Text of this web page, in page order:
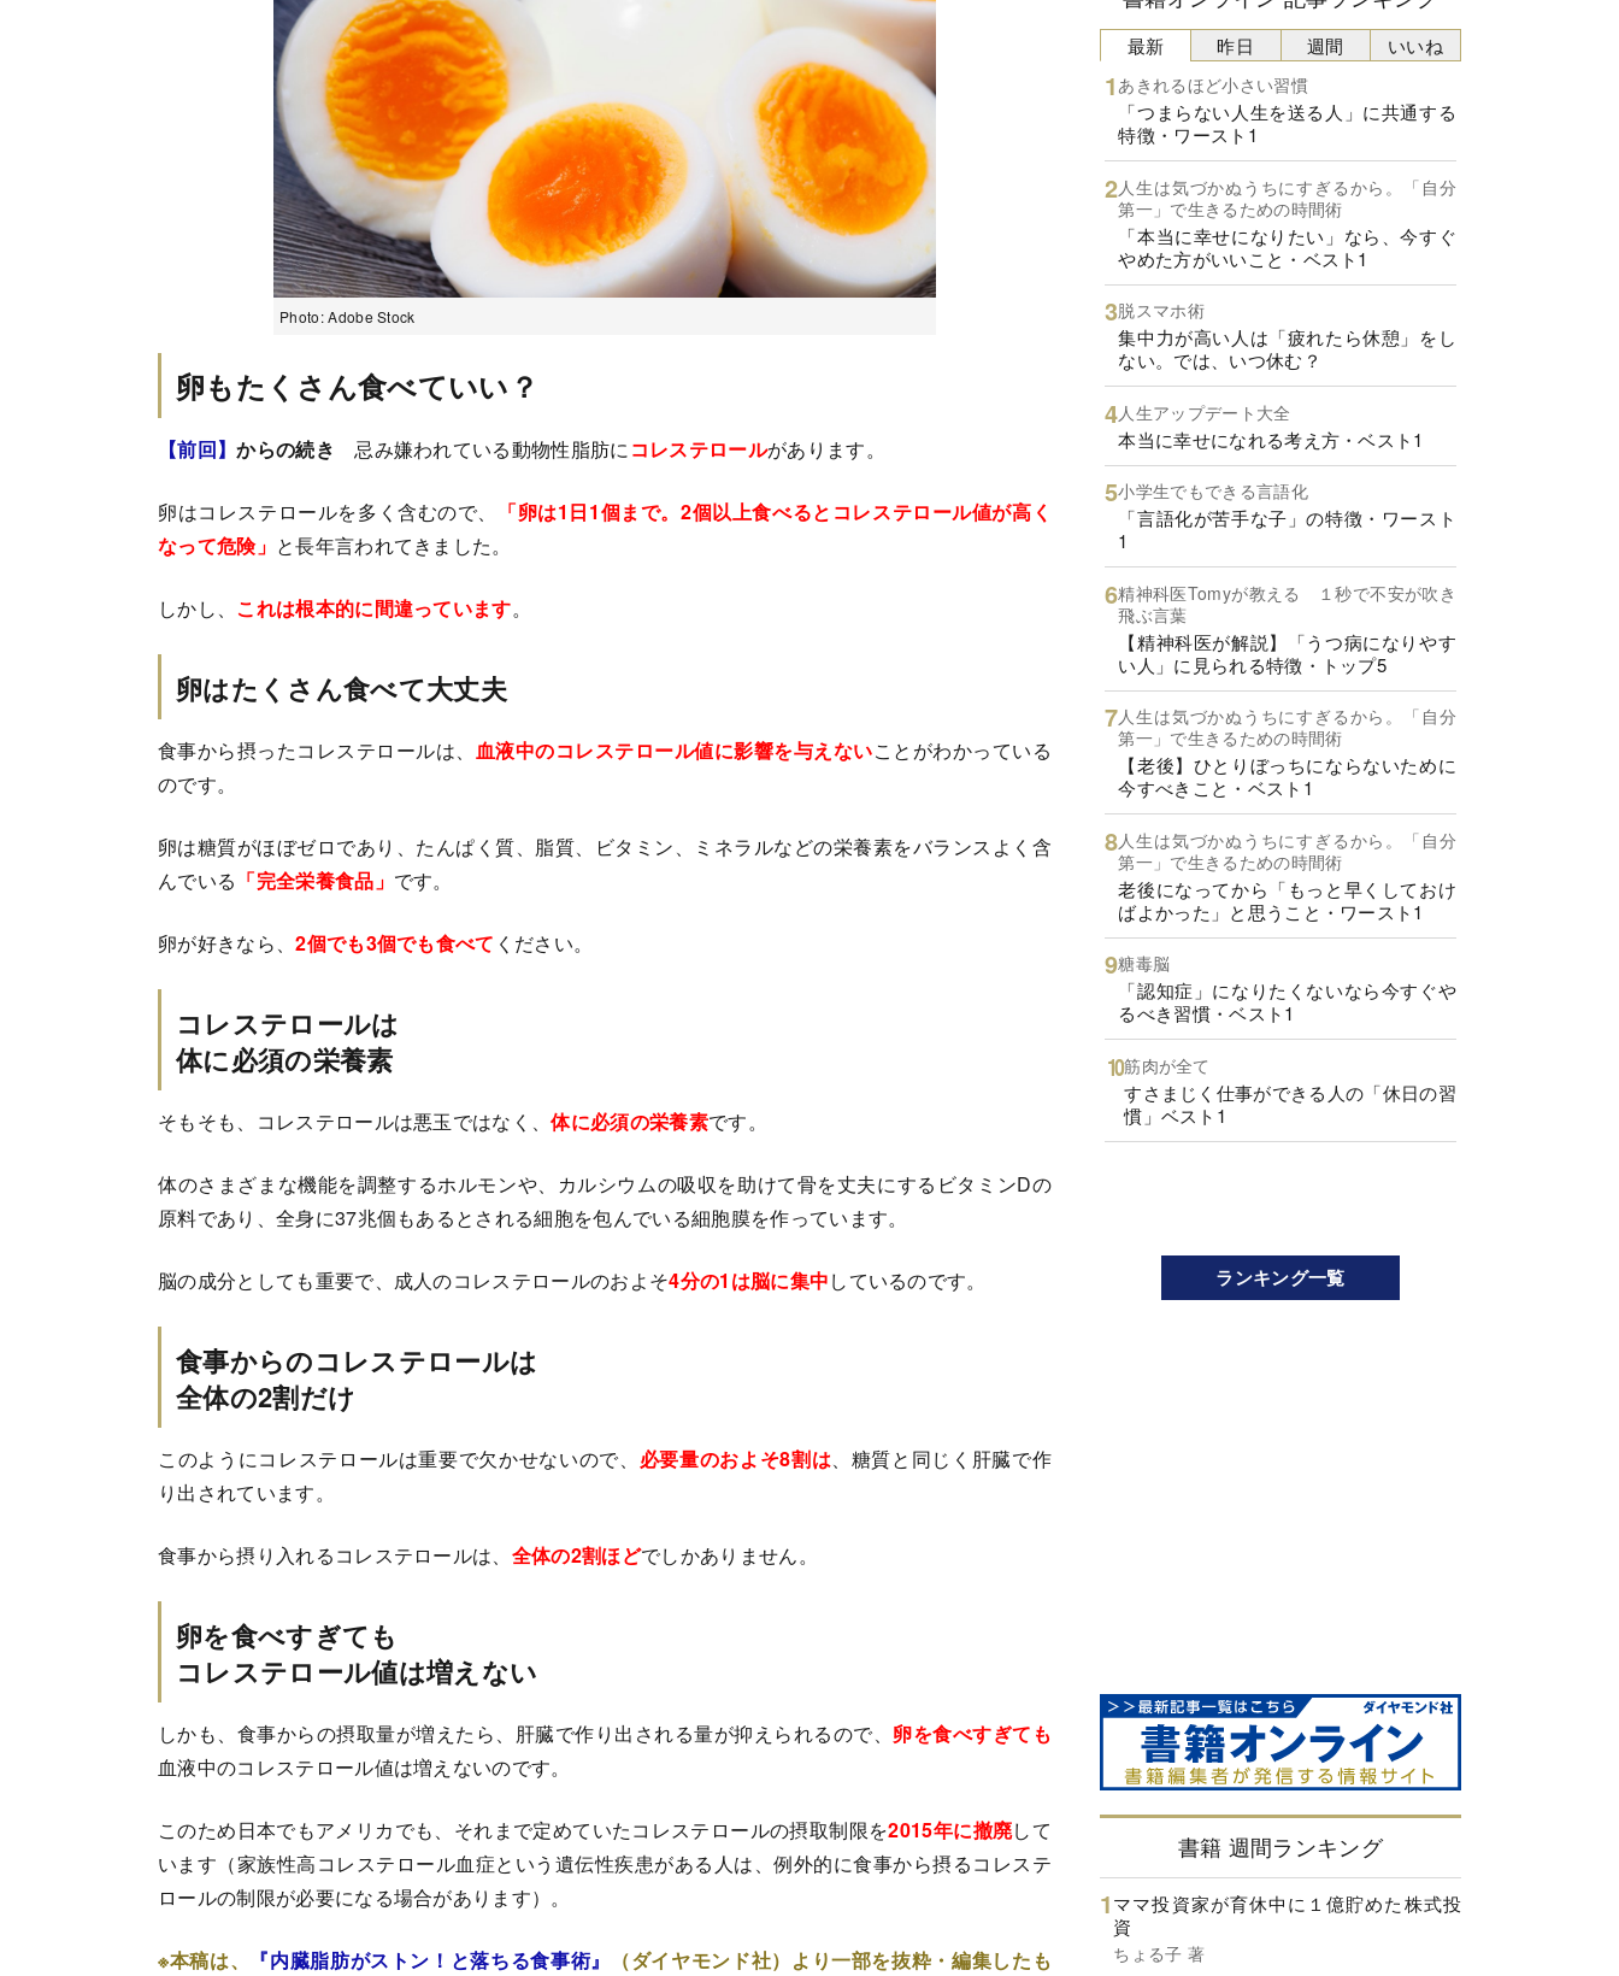
Photo: Adobe Stock
卵もたくさん食べていい？
【前回】からの続き 忌み嫌われている動物性脂肪にコレステロールがあります。
卵はコレステロールを多く含むので、
「卵は1日1個まで。2個以上食べるとコレステロール値が高く
なって危険」 と長年言われてきました。
しかし、 これは根本的に間違っています。
卵はたくさん食べて大丈夫
食事から摂ったコレステロールは、 血液中のコレステロール値に影響を与えないことがわかっている
のです。
卵は糖質がほぼゼロであり、たんぱく質、脂質、ビタミン、ミネラルなどの栄養素をバランスよく含
んでいる 「完全栄養食品」 です。
卵が好きなら、2個でも3個でも食べて ください。
コレステロールは
体に必須の栄養素
そもそも、コレステロールは悪玉ではなく、体に必須の栄養素です。
体のさまざまな機能を調整するホルモンや、カルシウムの吸収を助けて骨を丈夫にするビタミンDの
原料であり、全身に37兆個もあるとされる細胞を包んでいる細胞膜を作っています。
脳の成分としても重要で、成人のコレステロールのおよそ4分の1は脳に集中しているのです。
食事からのコレステロールは
全体の2割だけ
このようにコレステロールは重要で欠かせないので、 必要量のおよそ8割は、糖質と同じく肝臓で作
り出されています。
食事から摂り入れるコレステロールは、 全体の2割ほどでしかありません。
卵を食べすぎても
コレステロール値は増えない
しかも、食事からの摂取量が増えたら、肝臓で作り出される量が抑えられるので、 卵を食べすぎても
血液中のコレステロール値は増えないのです。
このため日本でもアメリカでも、それまで定めていたコレステロールの摂取制限を2015年に撤廃して
います（家族性高コレステロール血症という遺伝性疾患がある人は、例外的に食事から摂るコレステ
ロールの制限が必要になる場合があります）。
※本稿は、 『内臓脂肪がストン！と落ちる食事術』
（ダイヤモンド社）より一部を抜粋・編集したも
最新
あきれるほど小さい習慣
「つまらない人生を送る人」に共通する
特徴・ワースト1
人生は気づかぬうちにすぎるから。「自分
第一」で生きるための時間術
「本当に幸せになりたい」なら、今すぐ
やめた方がいいこと・ベスト1
脱スマホ術
集中力が高い人は「疲れたら休憩」をし
ない。では、いつ休む？
人生アップデート大全
本当に幸せになれる考え方・ベスト1
小学生でもできる言語化
「言語化が苦手な子」の特徴・ワースト
1
精神科医Tomyが教える １秒で不安が吹き
飛ぶ言葉
【精神科医が解説】「うつ病になりやす
い人」に見られる特徴・トップ5
人生は気づかぬうちにすぎるから。「自分
第一」で生きるための時間術
【老後】ひとりぼっちにならないために
今すべきこと・ベスト1
人生は気づかぬうちにすぎるから。「自分
第一」で生きるための時間術
老後になってから「もっと早くしておけ
ばよかった」と思うこと・ワースト1
糖毒脳
「認知症」になりたくないなら今すぐや
るべき習慣・ベスト1
筋肉が全て
すさまじく仕事ができる人の「休日の習
慣」ベスト1
昨日 週間 いいね
ランキング一覧
書籍 週間ランキング
ママ投資家が育休中に１億貯めた株式投
資
ちょる子 著